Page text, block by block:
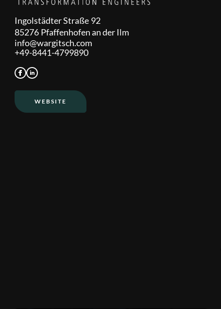
Ingolstädter Straße 92
85276 Pfaffenhofen an der Ilm
info@wargitsch.com
+49-8441-4799890
WEBSITE